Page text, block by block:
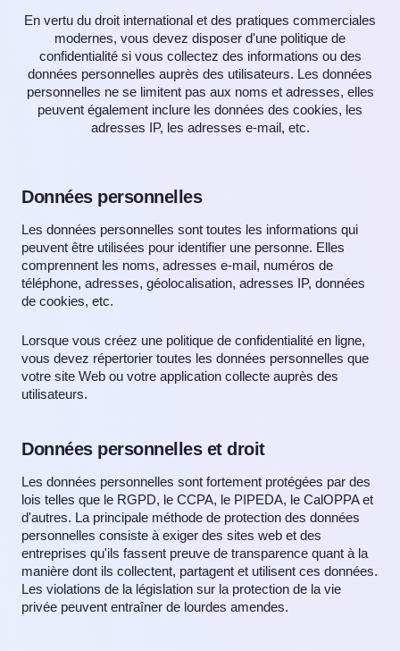
En vertu du droit international et des pratiques commerciales
modernes, vous devez disposer d'une politique de
confidentialité si vous collectez des informations ou des
données personnelles auprès des utilisateurs. Les données
personnelles ne se limitent pas aux noms et adresses, elles
peuvent également inclure les données des cookies, les
adresses IP, les adresses e-mail, etc.
Données personnelles
Les données personnelles sont toutes les informations qui
peuvent être utilisées pour identifier une personne. Elles
comprennent les noms, adresses e-mail, numéros de
téléphone, adresses, géolocalisation, adresses IP, données
de cookies, etc.
Lorsque vous créez une politique de confidentialité en ligne,
vous devez répertorier toutes les données personnelles que
votre site Web ou votre application collecte auprès des
utilisateurs.
Données personnelles et droit
Les données personnelles sont fortement protégées par des
lois telles que le RGPD, le CCPA, le PIPEDA, le CalOPPA et
d'autres. La principale méthode de protection des données
personnelles consiste à exiger des sites web et des
entreprises qu'ils fassent preuve de transparence quant à la
manière dont ils collectent, partagent et utilisent ces données.
Les violations de la législation sur la protection de la vie
privée peuvent entraîner de lourdes amendes.